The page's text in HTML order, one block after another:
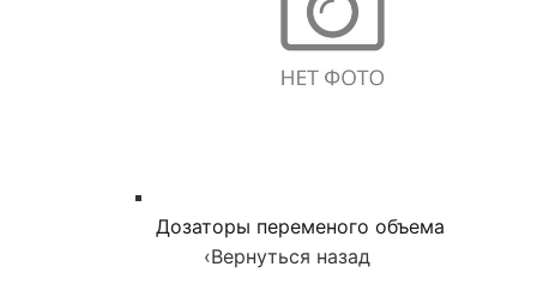
Дозаторы переменого объема
‹Вернуться назад